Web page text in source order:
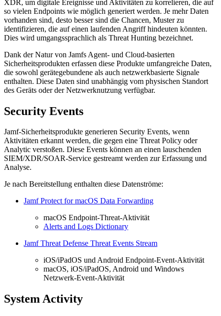
XDR, um digitale Ereignisse und Aktivitäten zu korrelieren, die auf
so vielen Endpoints wie möglich generiert werden. Je mehr Daten
vorhanden sind, desto besser sind die Chancen, Muster zu
identifizieren, die auf einen laufenden Angriff hindeuten könnten.
Dies wird umgangssprachlich als Threat Hunting bezeichnet.
Dank der Natur von Jamfs Agent- und Cloud-basierten
Sicherheitsprodukten erfassen diese Produkte umfangreiche Daten,
die sowohl gerätegebundene als auch netzwerkbasierte Signale
enthalten. Diese Daten sind unabhängig vom physischen Standort
des Geräts oder der Netzwerknutzung verfügbar.
Security Events
Jamf-Sicherheitsprodukte generieren Security Events, wenn
Aktivitäten erkannt werden, die gegen eine Threat Policy oder
Analytic verstoßen. Diese Events können an einen lauschenden
SIEM/XDR/SOAR-Service gestreamt werden zur Erfassung und
Analyse.
Je nach Bereitstellung enthalten diese Datenströme:
Jamf Protect for macOS Data Forwarding
macOS Endpoint-Threat-Aktivität
Alerts and Logs Dictionary
Jamf Threat Defense Threat Events Stream
iOS/iPadOS und Android Endpoint-Event-Aktivität
macOS, iOS/iPadOS, Android und Windows
Netzwerk-Event-Aktivität
System Activity